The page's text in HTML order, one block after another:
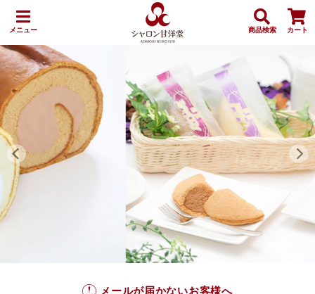
メニュー 商品検索 カート
メールが届かないお客様へ